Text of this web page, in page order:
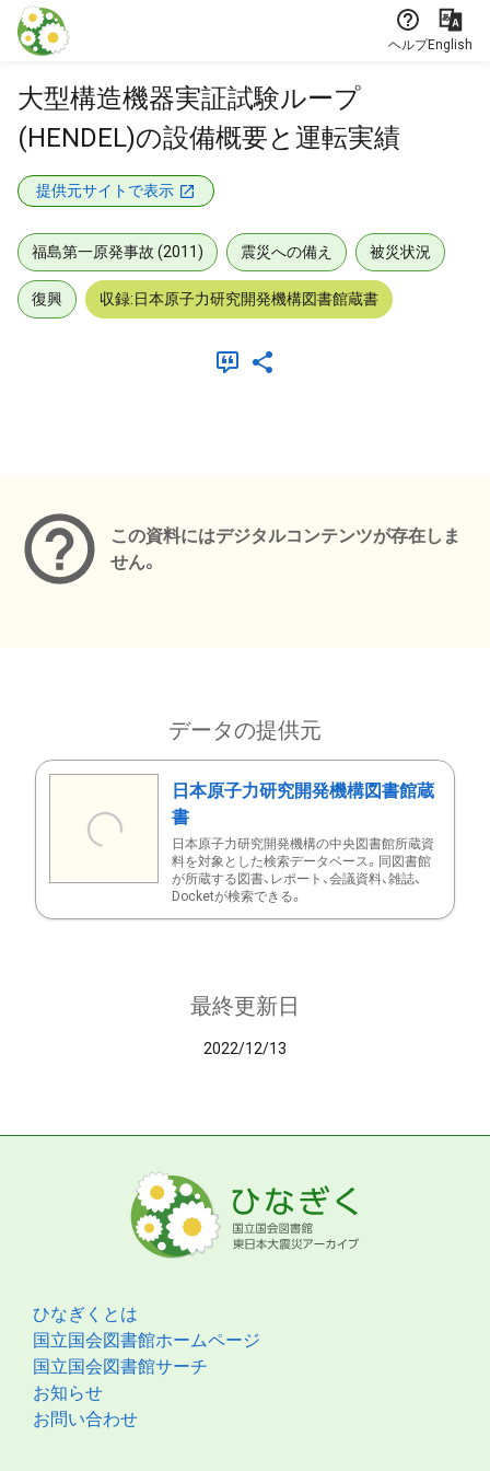
本文に飛ぶ
ヘルプEnglish
大型構造機器実証試験ループ
(HENDEL)の設備概要と運転実績
提供元サイトで表示
福島第一原発事故 (2011) 震災への備え 被災状況
復興 収録:日本原子力研究開発機構図書館蔵書
この資料にはデジタルコンテンツが存在しま
せん。
データの提供元
日本原子力研究開発機構図書館蔵
書
日本原子力研究開発機構の中央図書館所蔵資
料を対象とした検索データベース。同図書館
が所蔵する図書、レポート、会議資料、雑誌、
Docketが検索できる。
最終更新日
2022/12/13
ひなぎくとは
国立国会図書館ホームページ
国立国会図書館サーチ
お知らせ
お問い合わせ